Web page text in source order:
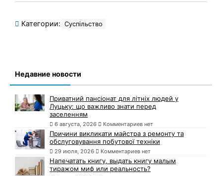
Категории: Суспільство
Недавние новости
Приватний пансіонат для літніх людей у
Луцьку: що важливо знати перед
заселенням
6 августа, 2026 Комментариев нет
Причини викликати майстра з ремонту та
обслуговування побутової техніки
29 июля, 2026 Комментариев нет
Напечатать книгу, выдать книгу малым
тиражом миф или реальность?